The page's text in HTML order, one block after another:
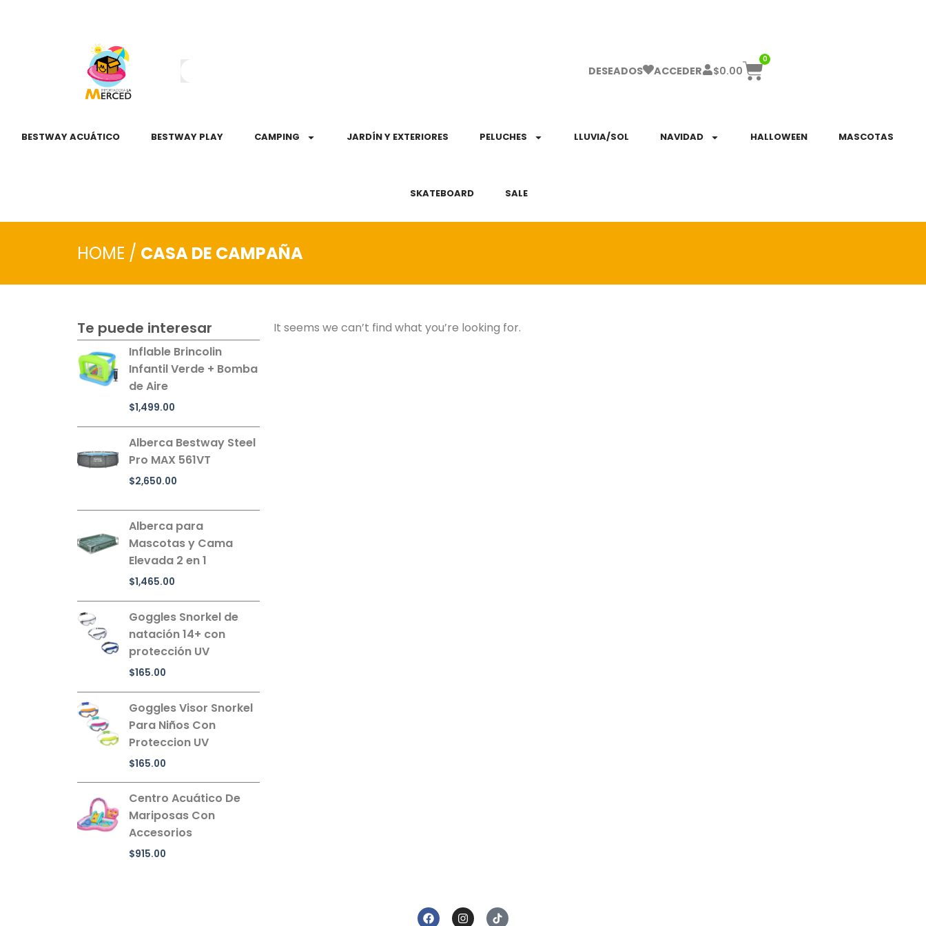
DESEADOS ACCEDER $0.00
0
BESTWAY ACUÁTICO BESTWAY PLAY CAMPING JARDÍN Y EXTERIORES PELUCHES LLUVIA/SOL NAVIDAD HALLOWEEN MASCOTAS
SKATEBOARD SALE
HOME / CASA DE CAMPAÑA
Te puede interesar
Inflable Brincolin
Infantil Verde + Bomba
de Aire
$1,499.00
Alberca Bestway Steel
Pro MAX 561VT
$2,650.00
Alberca para
Mascotas y Cama
Elevada 2 en 1
$1,465.00
Goggles Snorkel de
natación 14+ con
protección UV
$165.00
Goggles Visor Snorkel
Para Niños Con
Proteccion UV
$165.00
Centro Acuático De
Mariposas Con
Accesorios
$915.00
It seems we can’t find what you’re looking for.